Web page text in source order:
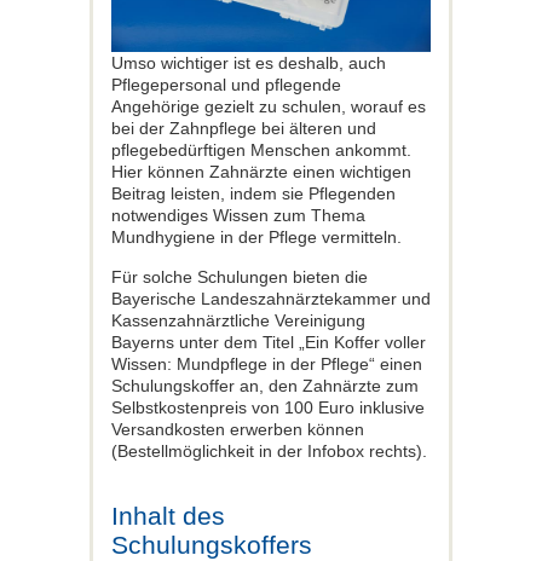
Umso wichtiger ist es deshalb, auch
Pflegepersonal und pflegende
Angehörige gezielt zu schulen, worauf es
bei der Zahnpflege bei älteren und
pflegebedürftigen Menschen ankommt.
Hier können Zahnärzte einen wichtigen
Beitrag leisten, indem sie Pflegenden
notwendiges Wissen zum Thema
Mundhygiene in der Pflege vermitteln.
Für solche Schulungen bieten die
Bayerische Landeszahnärztekammer und
Kassenzahnärztliche Vereinigung
Bayerns unter dem Titel „Ein Koffer voller
Wissen: Mundpflege in der Pflege“ einen
Schulungskoffer an, den Zahnärzte zum
Selbstkostenpreis von 100 Euro inklusive
Versandkosten erwerben können
(Bestellmöglichkeit in der Infobox rechts).
Inhalt des
Schulungskoffers